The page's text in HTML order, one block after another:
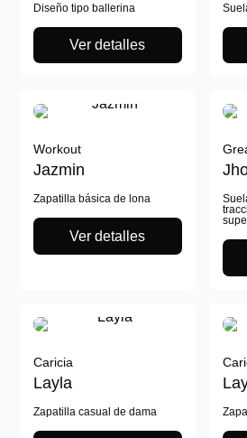
Diseño tipo ballerina
Ver detalles
Workout
Jazmin
Zapatilla básica de lona
Ver detalles
Caricia
Layla
Zapatilla casual de dama